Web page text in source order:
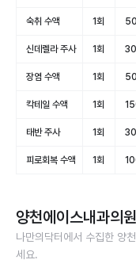
숙취 수액 1회
신데렐라 주사 1회
장염 수액 1회
칵테일 수액 1회
태반 주사 1회
피로회복 수액 1회
양천에이스내과의원
나만의닥터에서 수집한 양
세요.